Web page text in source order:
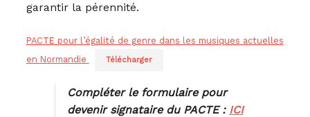
garantir la pérennité.
PACTE pour l’égalité de genre dans les musiques actuelles
en Normandie
Télécharger
Compléter le formulaire pour
devenir signataire du PACTE : ICI